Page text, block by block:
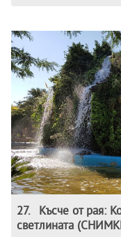
27.
Късче от рая:
светлината